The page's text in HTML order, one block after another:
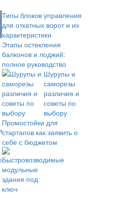
Типы блоков управления
для откатных ворот и их
характеристики
Этапы остекления
балконов и лоджий:
полное руководство
Шурупы и
саморезы
различия и
советы по
выбору
Промостойки для
стартапов как заявить о
себе с бюджетом